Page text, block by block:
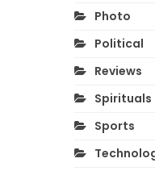
Photo
Political
Reviews
Spirituals
Sports